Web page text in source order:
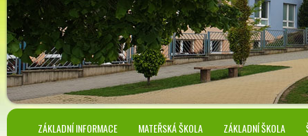
ZÁKLADNÍ INFORMACE MATEŘSKÁ ŠKOLA ZÁKLADNÍ ŠKOLA